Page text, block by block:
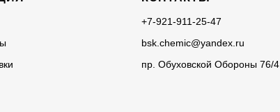
+7-921-911-25-47
bsk.chemic@yandex.ru
пр. Обуховской Обороны 76/4